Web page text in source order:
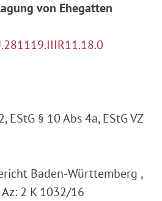
von Ehegatten
EStG § 10 Abs 4a, EStG VZ
Baden-Württemberg ,
2 K 1032/16